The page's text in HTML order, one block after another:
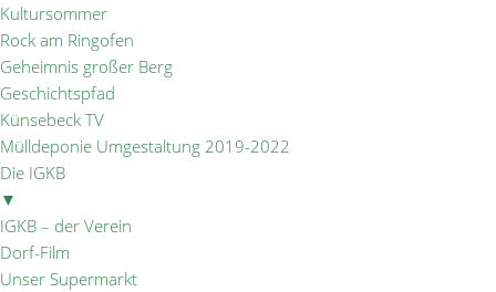
Kultursommer
Rock am Ringofen
Geheimnis großer Berg
Geschichtspfad
Künsebeck TV
Mülldeponie Umgestaltung 2019-2022
Die IGKB
▼
IGKB – der Verein
Dorf-Film
Unser Supermarkt